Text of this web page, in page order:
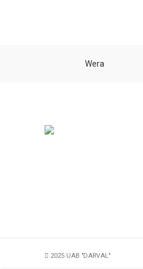
Wera
2025 UAB "DARVAL"